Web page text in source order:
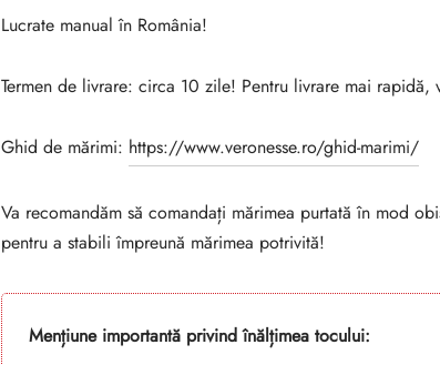
Lucrate manual în România!
Termen de livrare: circa 10 zile! Pentru livrare mai
Ghid de mărimi: https://www.veronesse.ro/ghid-marimi/
Va recomandăm să comandați mărimea purtată în mod
pentru a stabili împreună mărimea potrivită!
Mențiune importantă privind înălțimea tocului: